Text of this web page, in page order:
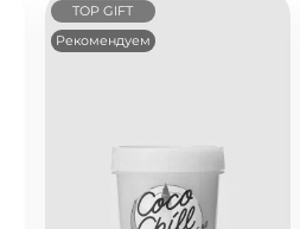
TOP GIFT
Рекомендуем